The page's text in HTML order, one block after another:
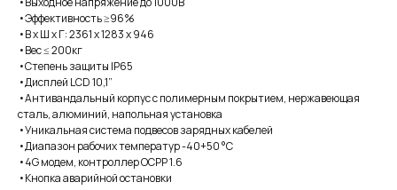
•Эффективность ≥96%
•В х Ш х Г: 2361 х 1283 х 946
•Вес ≤ 200кг
•Степень защиты IP65
•Дисплей LCD 10,1”
•Антивандальный корпус с полимерным покрытием, нержавеющая
сталь, алюминий, напольная установка
•Уникальная система подвесов зарядных кабелей
•Диапазон рабочих температур -40+50 °C
•4G модем, контроллер OCPP 1.6
•Кнопка аварийной остановки